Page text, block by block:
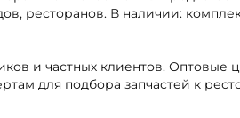
ресторанов. В наличии:
и частных клиентов. Оптовые
для подбора запчастей к